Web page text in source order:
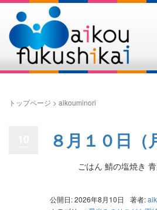
トップページ > aikouminori
８月１０日（
ごはん 鯖の塩焼き 青
公開日: 2026年8月10日 著者: